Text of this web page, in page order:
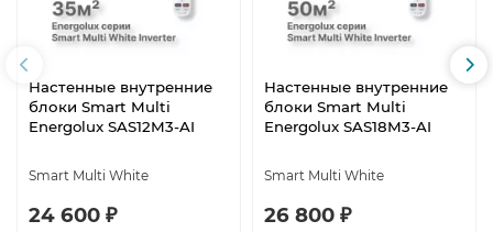
Настенные внутренние
блоки Smart Multi
Energolux SAS12M3-AI
Smart Multi White
24 600 ₽
Настенные внутренние
блоки Smart Multi
Energolux SAS18M3-AI
Smart Multi White
26 800 ₽